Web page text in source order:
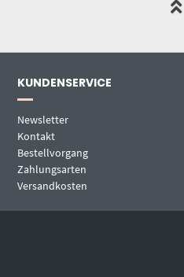
KUNDENSERVICE
Newsletter
Kontakt
Bestellvorgang
Zahlungsarten
Versandkosten